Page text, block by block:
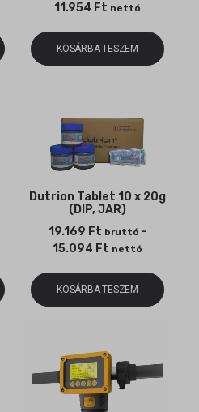
11.954 Ft nettó
KOSÁRBA TESZEM
Dutrion Tablet 10 x 20g
(DIP, JAR)
19.169 Ft bruttó -
15.094 Ft nettó
KOSÁRBA TESZEM